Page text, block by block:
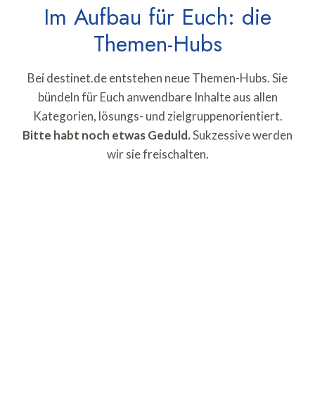
Im Aufbau für Euch: die
Themen-Hubs
Bei destinet.de entstehen neue Themen-Hubs. Sie
bündeln für Euch anwendbare Inhalte aus allen
Kategorien, lösungs- und zielgruppenorientiert.
Bitte habt noch etwas Geduld.Sukzessive werden
wir sie freischalten.